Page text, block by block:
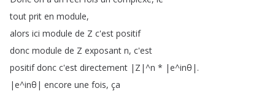
tout prit en module,
alors ici module de Z c'est positif
donc module de Z exposant n, c'est
positif donc c'est directement |Z|^n * |e^inθ| .
|e^inθ| encore une fois, ça